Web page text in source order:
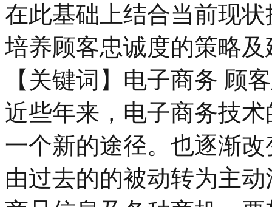
在此基础上结合当前现
培养顾客忠诚度的策略及
【关键词】电子商务 顾
近些年来，电子商务技
一个新的途径。也逐渐
由过去的的被动转为主